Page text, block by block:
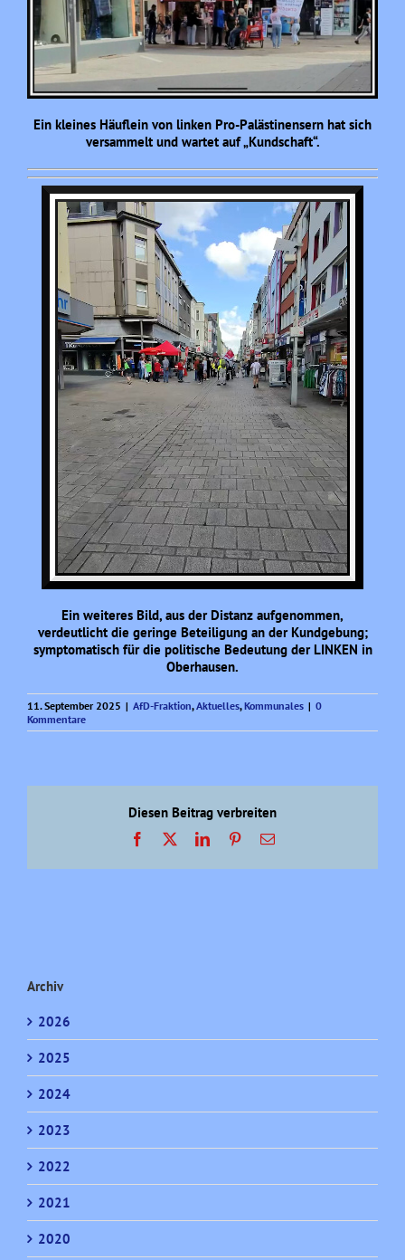
Ein kleines Häuflein von linken Pro-Palästinensern hat sich
versammelt und wartet auf „Kundschaft“.
Ein weiteres Bild, aus der Distanz aufgenommen,
verdeutlicht die geringe Beteiligung an der Kundgebung;
symptomatisch für die politische Bedeutung der LINKEN in
Oberhausen.
11. September 2025 | AfD-Fraktion,Aktuelles,Kommunales | 0
Kommentare
Diesen Beitrag verbreiten
Facebook LinkedInPinterest
E-
Archiv
2026
2025
2024
2023
2022
2021
2020